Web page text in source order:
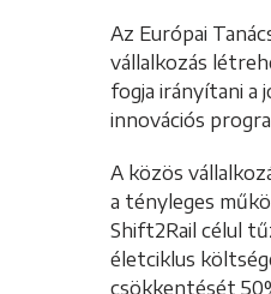
Az Európai
vállalkozás
fogja irányítani a
innovációs
A közös
a tényleges
Shift2Rail célul
életciklus
csökkentését